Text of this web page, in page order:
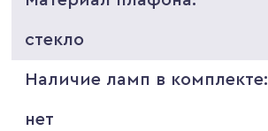
стекло
Наличие ламп в комплекте:
нет